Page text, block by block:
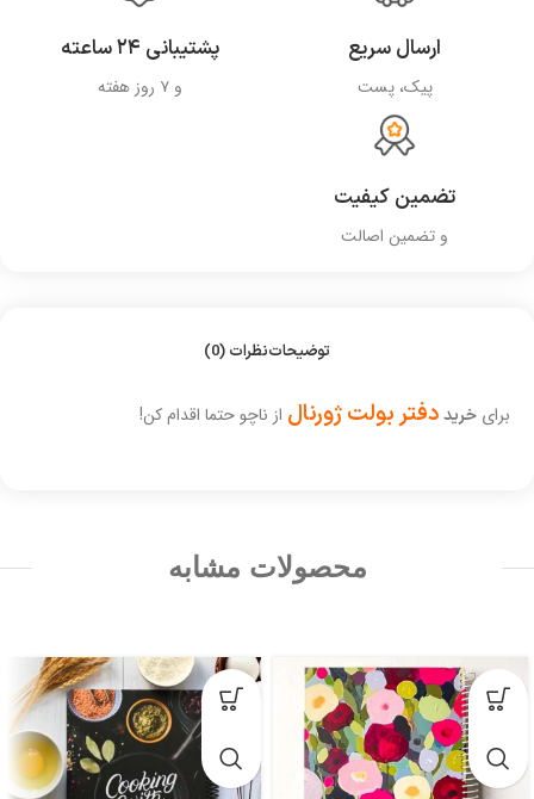
ارسال سریع
پیک، پست
پشتیبانی ۲۴ ساعته
و ۷ روز هفته
تضمین کیفیت
و تضمین اصالت
توضیحاتنظرات (0)
برای خریددفتر بولت ژورنال از ناچو حتما اقدام کن!
محصولات مشابه